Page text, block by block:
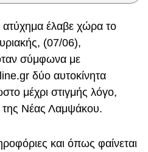
ατύχημα έλαβε χώρα το
(07/06),
σύμφωνα με
δύο αυτοκίνητα
μέχρι στιγμής λόγο,
της Νέας Λαμψάκου.
και όπως φαίνεται